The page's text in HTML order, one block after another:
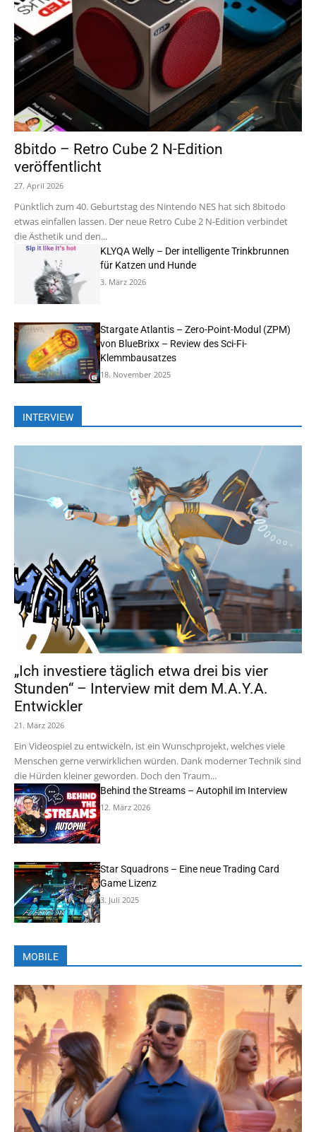
8bitdo – Retro Cube 2 N-Edition
veröffentlicht
27. April 2026
Pünktlich zum 40. Geburtstag des Nintendo NES hat sich 8bitodo
etwas einfallen lassen. Der neue Retro Cube 2 N-Edition verbindet
die Ästhetik und den...
KLYQA Welly – Der intelligente Trinkbrunnen
für Katzen und Hunde
3. März 2026
Stargate Atlantis – Zero-Point-Modul (ZPM)
von BlueBrixx – Review des Sci-Fi-
Klemmbausatzes
18. November 2025
INTERVIEW
„Ich investiere täglich etwa drei bis vier
Stunden“ – Interview mit dem M.A.Y.A.
Entwickler
21. März 2026
Ein Videospiel zu entwickeln, ist ein Wunschprojekt, welches viele
Menschen gerne verwirklichen würden. Dank moderner Technik sind
die Hürden kleiner geworden. Doch den Traum...
Behind the Streams – Autophil im Interview
12. März 2026
Star Squadrons – Eine neue Trading Card
Game Lizenz
3. Juli 2025
MOBILE